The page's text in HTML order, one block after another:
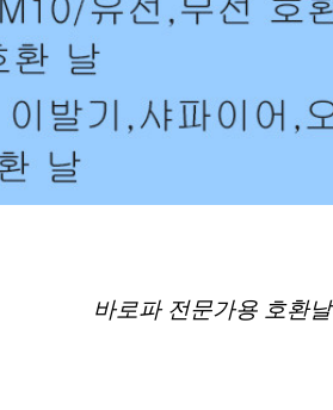
바로파 전문가용 호환날